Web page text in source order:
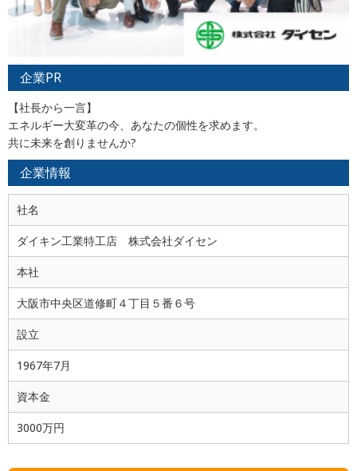
企業PR
【社長から一言】
エネルギー大変革の今、あなたの個性を求めます。
共に未来を創りませんか?
企業情報
社名
ダイキン工業特工店 株式会社ダイセン
本社
大阪市中央区道修町４丁目５番６号
設立
1967年7月
資本金
3000万円